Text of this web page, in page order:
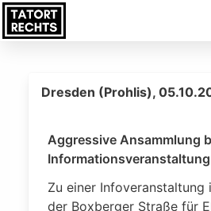
Dresden (Prohlis),
Aggressive Ansammlung
Informationsveranstaltung
Zu einer Infoveranstaltung
der Boxberger Straße für